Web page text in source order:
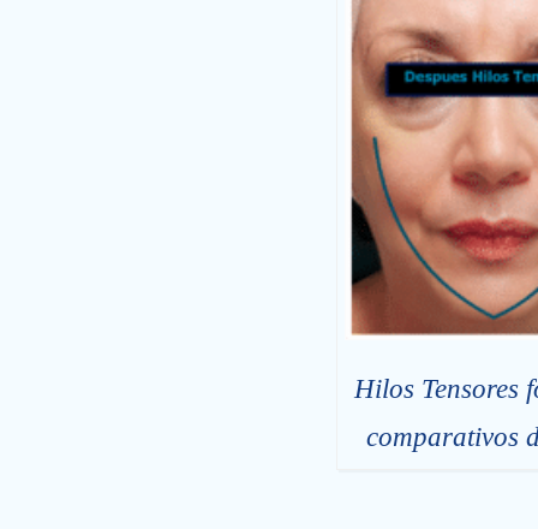
Hilos Tensores
comparativos